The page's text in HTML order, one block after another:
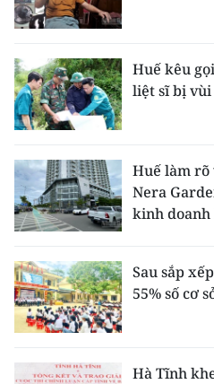
Huế kêu
liệt sĩ bị vùi
Huế làm rõ
Nera
kinh
Sau sắp
55% số cơ
Hà Tĩnh